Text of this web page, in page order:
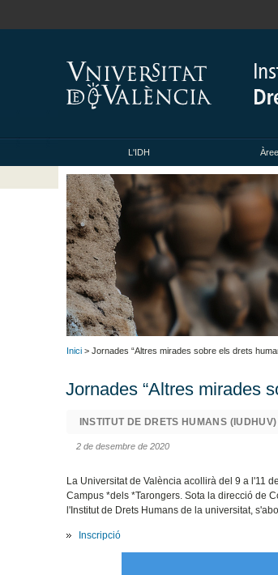
L'IDH
Inici > Jornades “Altres mirades sobre els drets
Jornades “Altres mirades
INSTITUT DE DRETS HUMANS (IUDHUV)
2 de desembre de 2020
La Universitat de València acollirà del 9 a l'11
Campus *dels *Tarongers. Sota la direcció de
l'Institut de Drets Humans de la universitat,
Inscripció